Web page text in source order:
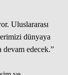
Uluslararası
dünyaya
devam edecek.”